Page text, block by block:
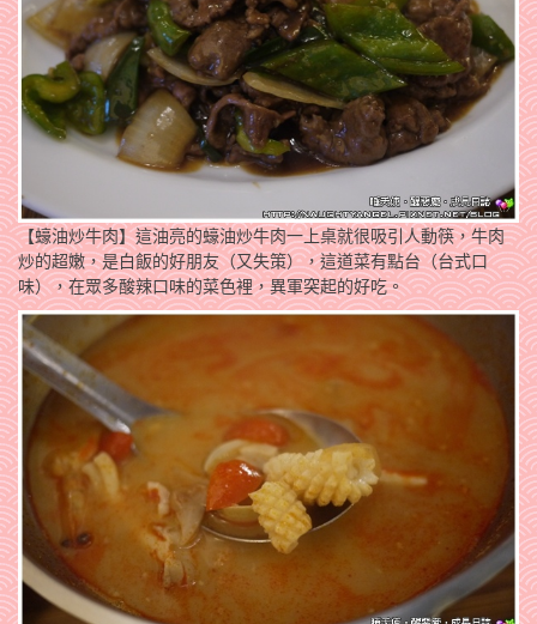
【蠔油炒牛肉】這油亮的蠔油炒牛肉一上桌就很吸引人動筷，牛肉
炒的超嫩，是白飯的好朋友（又失策），這道菜有點台（台式口
味），在眾多酸辣口味的菜色裡，異軍突起的好吃。